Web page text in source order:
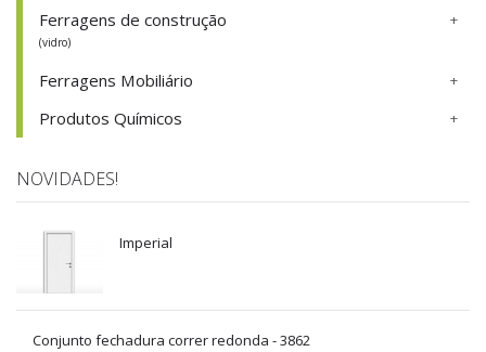
Ferragens de construção
(vidro)
Ferragens Mobiliário
Produtos Químicos
NOVIDADES!
Imperial
Conjunto fechadura correr redonda - 3862